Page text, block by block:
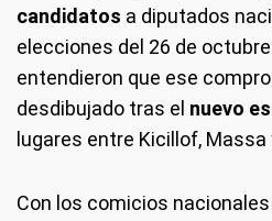
candidatos a diputados
elecciones del 26 de
entendieron que ese
desdibujado tras el nuevo
lugares entre Kicillof,
Con los comicios nacionales